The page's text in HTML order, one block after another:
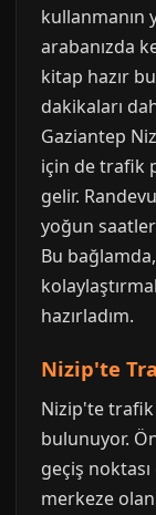
kullanmanın
arabanızda
kitap hazır
dakikaları
Gaziantep
için de trafik
gelir.
yoğun
Bu
hazırladım.
Nizip'te
Nizip'te
bulunuyor.
geçiş
merkeze olan